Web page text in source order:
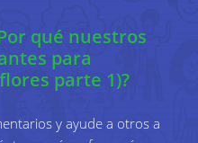
de la flor deben escribir
que están viendo.
derecho es importante
qué nuestros
para
parte 1)?
y ayude a otros a